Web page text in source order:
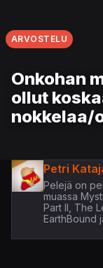
ARVOSTELU
Onkohan
ollut
nokkelaa/
Petri
Pelejä on
muassa
Part II, The
EarthBound